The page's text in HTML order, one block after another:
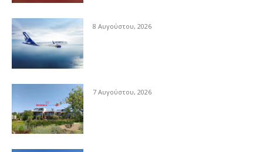
8 Αυγούστου, 2026
7 Αυγούστου, 2026